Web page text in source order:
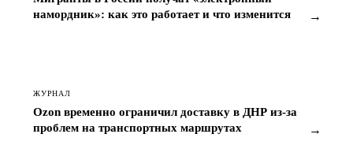
Ozon временно ограничил доставку в ДНР из-за
проблем на транспортных маршрутах